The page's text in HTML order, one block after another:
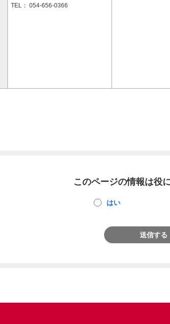
TEL： 054-656-0366
このページの情報は役
はい
送信する